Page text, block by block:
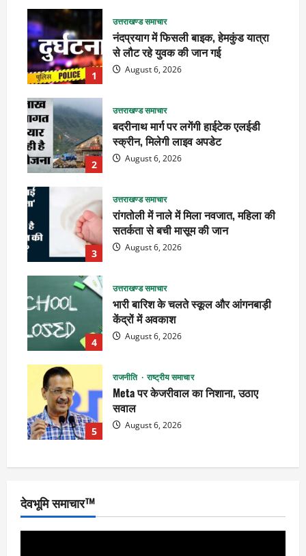
1
उत्तराखण्ड समाचार
नंदप्रयाग में फिसली बाइक, हेमकुंड यात्रा
से लौट रहे युवक की जान गई
August 6, 2026
2
उत्तराखण्ड समाचार
बदरीनाथ मार्ग पर लगेंगी हाईटेक एलईडी
स्क्रीन, मिलेगी लाइव अपडेट
August 6, 2026
3
उत्तराखण्ड समाचार
रांगतोली में नाले में मिला नवजात, महिला की
सतर्कता से बची मासूम की जान
August 6, 2026
4
उत्तराखण्ड समाचार
भारी बारिश के चलते स्कूल और आंगनबाड़ी
केंद्रों में अवकाश
August 6, 2026
5
राजनीति राष्ट्रीय समाचार
Meta पर केजरीवाल का निशाना, उठाए
सवाल
August 6, 2026
देवभूमि समाचार™